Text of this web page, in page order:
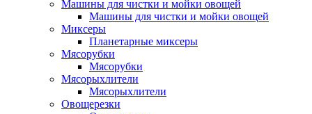
Машины для чистки и мойки овощей
Машины для чистки и мойки овощей
Миксеры
Планетарные миксеры
Мясорубки
Мясорубки
Мясорыхлители
Мясорыхлители
Овощерезки